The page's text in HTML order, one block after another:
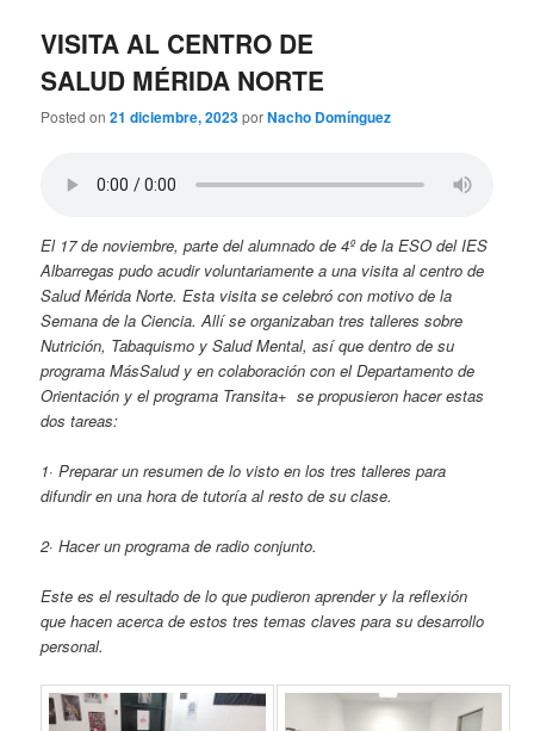
VISITA AL CENTRO DE
SALUD MÉRIDA NORTE
Posted on21 diciembre, 2023porNacho Domínguez
El 17 de noviembre, parte del alumnado de 4º de la ESO del IES
Albarregas pudo acudir voluntariamente a una visita al centro de
Salud Mérida Norte. Esta visita se celebró con motivo de la
Semana de la Ciencia. Allí se organizaban tres talleres sobre
Nutrición, Tabaquismo y Salud Mental, así que dentro de su
programa MásSalud y en colaboración con el Departamento de
Orientación y el programa Transita+ se propusieron hacer estas
dos tareas:
1· Preparar un resumen de lo visto en los tres talleres para
difundir en una hora de tutoría al resto de su clase.
2· Hacer un programa de radio conjunto.
Este es el resultado de lo que pudieron aprender y la reflexión
que hacen acerca de estos tres temas claves para su desarrollo
personal.